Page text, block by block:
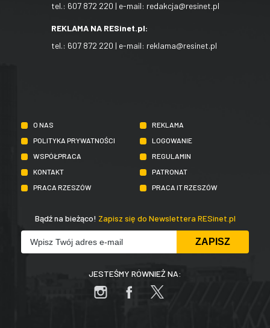
tel.: 607 872 220 | e-mail: redakcja@resinet.pl
REKLAMA NA RESinet.pl:
tel.: 607 872 220 | e-mail: reklama@resinet.pl
O NAS
REKLAMA
POLITYKA PRYWATNOŚCI
LOGOWANIE
WSPÓŁPRACA
REGULAMIN
KONTAKT
PATRONAT
PRACA RZESZÓW
PRACA IT RZESZÓW
Bądź na bieżąco! Zapisz się do Newslettera RESinet.pl
JESTEŚMY RÓWNIEŻ NA: